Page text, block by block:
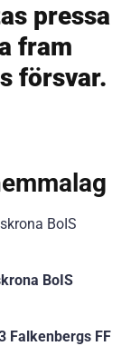
pressa
fram
försvar.
BoIS
BoIS
Falkenbergs FF